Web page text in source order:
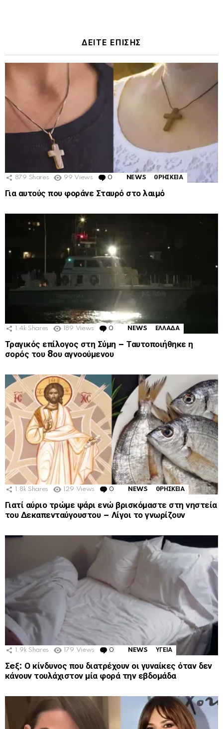
ΔΕΙΤΕ ΕΠΙΣΗΣ
879 Shares 99 Views 0 Comments
NEWS ΘΡΗΣΚΕΙΑ
Για αυτούς που φοράνε Σταυρό στο λαιμό
1.4k Shares 189 Views 0 Comments
NEWS ΕΛΛΑΔΑ
Τραγικός επίλογος στη Σύμη – Ταυτοποιήθηκε η
σορός του 8ου αγνοούμενου
1.8k Shares 129 Views 0 Comments
NEWS ΘΡΗΣΚΕΙΑ
Γιατί αύριο τρώμε ψάρι ενώ βρισκόμαστε στη νηστεία
του Δεκαπενταύγουστου – Λίγοι το γνωρίζουν
1.9k Shares 179 Views 0 Comments
NEWS ΥΓΕΙΑ
Σeξ: Ο κίνδυνος που διατρέχουν οι γυναίκες όταν δεν
κάνουν τουλάχιστον μία φορά την εβδομάδα